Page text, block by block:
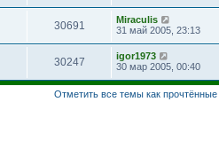
30691
Miraculis
31 май 2005, 23:13
30247
igor1973
30 мар 2005, 00:40
Отметить все темы как прочтённые